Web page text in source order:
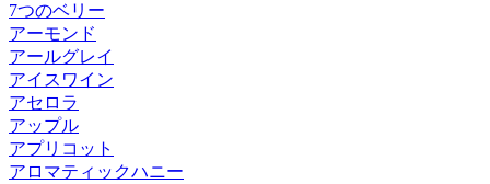
7つのベリー
アーモンド
アールグレイ
アイスワイン
アセロラ
アップル
アプリコット
アロマティックハニー